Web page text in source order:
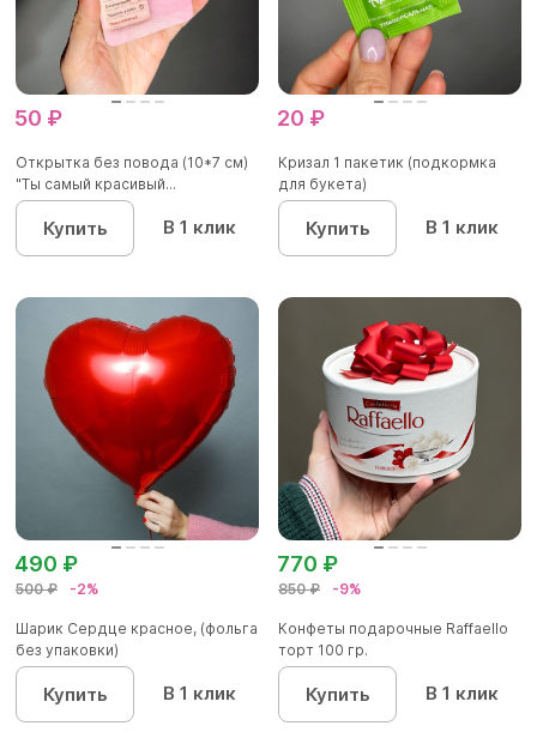
50 ₽
Открытка без повода (10*7 см)
"Ты самый красивый...
Купить В 1 клик
20 ₽
Кризал 1 пакетик (подкормка
для букета)
Купить В 1 клик
500 ₽ -2%
490 ₽
Шарик Сердце красное, (фольга
без упаковки)
Купить В 1 клик
850 ₽ -9%
770 ₽
Конфеты подарочные Raffaello
торт 100 гр.
Купить В 1 клик